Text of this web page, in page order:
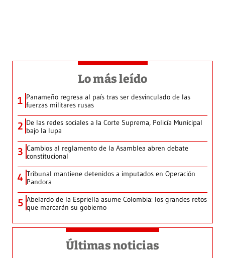
Lo más leído
1 Panameño regresa al país tras ser desvinculado de las
fuerzas militares rusas
2 De las redes sociales a la Corte Suprema, Policía Municipal
bajo la lupa
3 Cambios al reglamento de la Asamblea abren debate
constitucional
4 Tribunal mantiene detenidos a imputados en Operación
Pandora
5 Abelardo de la Espriella asume Colombia: los grandes retos
que marcarán su gobierno
Últimas noticias